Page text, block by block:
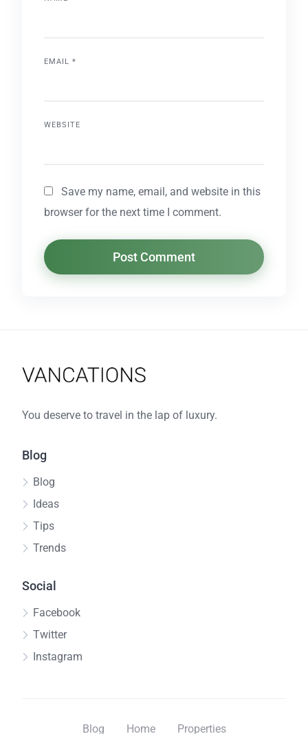
EMAIL *
WEBSITE
Save my name, email, and website in this
browser for the next time I comment.
You deserve to travel in the lap of luxury.
Blog
Blog
Ideas
Tips
Trends
Social
Facebook
Twitter
Instagram
Blog Home Properties